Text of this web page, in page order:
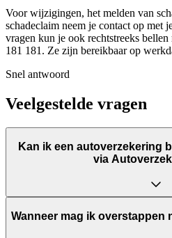
Voor wijzigingen, het melden van
schadeclaim neem je contact op met
vragen kun je ook rechtstreeks
181 181. Ze zijn bereikbaar op
Snel antwoord
Veelgestelde vragen
Kan ik een autoverzekering
via
Wanneer mag ik overstappen